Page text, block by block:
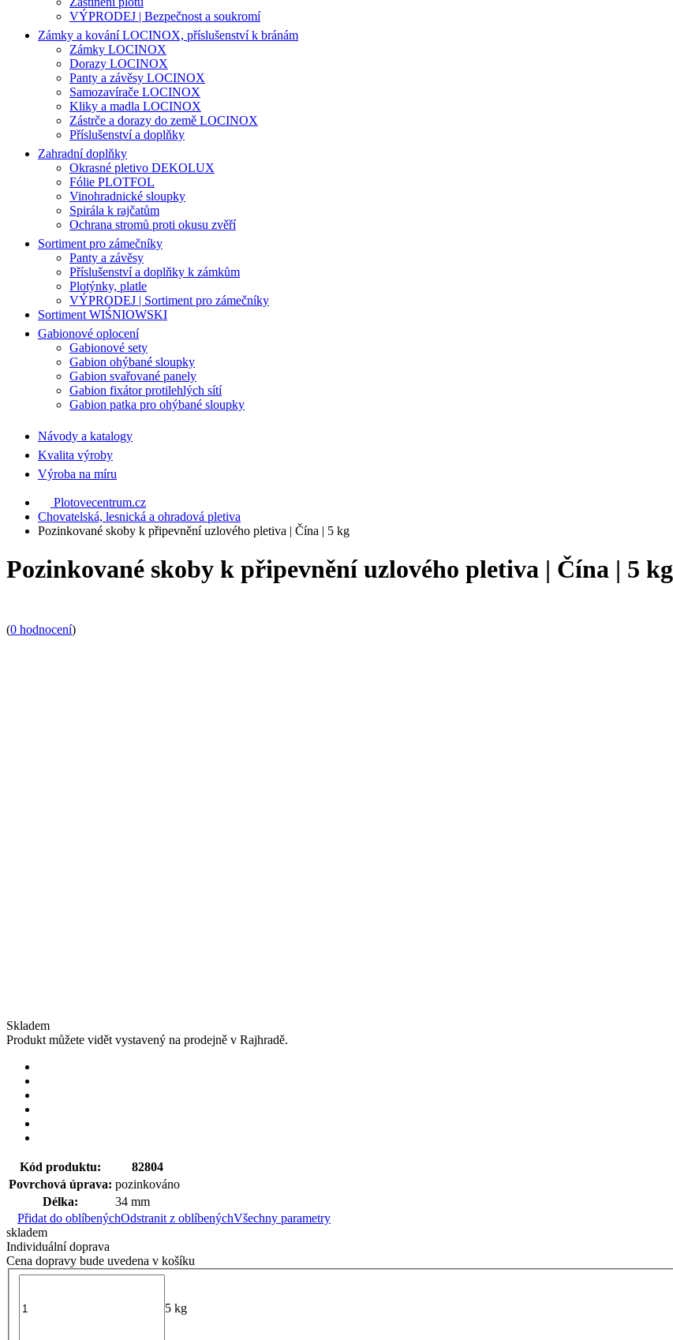
VÝPRODEJ | Bezpečnost a soukromí
Zámky a kování LOCINOX, příslušenství k bránám
Zámky LOCINOX
Dorazy LOCINOX
Panty a závěsy LOCINOX
Samozavírače LOCINOX
Kliky a madla LOCINOX
Zástrče a dorazy do země LOCINOX
Příslušenství a doplňky
Zahradní doplňky
Okrasné pletivo DEKOLUX
Fólie PLOTFOL
Vinohradnické sloupky
Spirála k rajčatům
Ochrana stromů proti okusu zvěří
Sortiment pro zámečníky
Panty a závěsy
Příslušenství a doplňky k zámkům
Plotýnky, platle
VÝPRODEJ | Sortiment pro zámečníky
Sortiment WIŚNIOWSKI
Gabionové oplocení
Gabionové sety
Gabion ohýbané sloupky
Gabion svařované panely
Gabion fixátor protilehlých sítí
Gabion patka pro ohýbané sloupky
Návody a katalogy
Kvalita výroby
Výroba na míru
Plotovecentrum.cz
Chovatelská, lesnická a ohradová pletiva
Pozinkované skoby k připevnění uzlového pletiva | Čína | 5 kg
Pozinkované skoby k připevnění uzlového pletiva | Čína | 5 kg
(0 hodnocení)
Skladem
Produkt můžete vidět vystavený na prodejně v Rajhradě.
Kód produktu:
82804
Povrchová úprava: pozinkováno
Délka:
34 mm
Přidat do oblíbenýchOdstranit z oblíbenýchVšechny parametry
skladem
Individuální doprava
Cena dopravy bude uvedena v košíku
5 kg